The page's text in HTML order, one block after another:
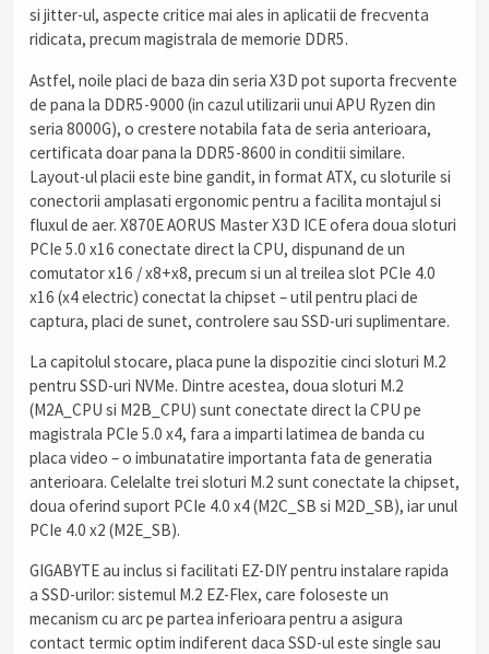
si jitter-ul, aspecte critice mai ales in aplicatii de frecventa
ridicata, precum magistrala de memorie DDR5.
Astfel, noile placi de baza din seria X3D pot suporta frecvente
de pana la DDR5-9000 (in cazul utilizarii unui APU Ryzen din
seria 8000G), o crestere notabila fata de seria anterioara,
certificata doar pana la DDR5-8600 in conditii similare.
Layout-ul placii este bine gandit, in format ATX, cu sloturile si
conectorii amplasati ergonomic pentru a facilita montajul si
fluxul de aer. X870E AORUS Master X3D ICE ofera doua sloturi
PCIe 5.0 x16 conectate direct la CPU, dispunand de un
comutator x16 / x8+x8, precum si un al treilea slot PCIe 4.0
x16 (x4 electric) conectat la chipset – util pentru placi de
captura, placi de sunet, controlere sau SSD-uri suplimentare.
La capitolul stocare, placa pune la dispozitie cinci sloturi M.2
pentru SSD-uri NVMe. Dintre acestea, doua sloturi M.2
(M2A_CPU si M2B_CPU) sunt conectate direct la CPU pe
magistrala PCIe 5.0 x4, fara a imparti latimea de banda cu
placa video – o imbunatatire importanta fata de generatia
anterioara. Celelalte trei sloturi M.2 sunt conectate la chipset,
doua oferind suport PCIe 4.0 x4 (M2C_SB si M2D_SB), iar unul
PCIe 4.0 x2 (M2E_SB).
GIGABYTE au inclus si facilitati EZ-DIY pentru instalare rapida
a SSD-urilor: sistemul M.2 EZ-Flex, care foloseste un
mecanism cu arc pe partea inferioara pentru a asigura
contact termic optim indiferent daca SSD-ul este single sau